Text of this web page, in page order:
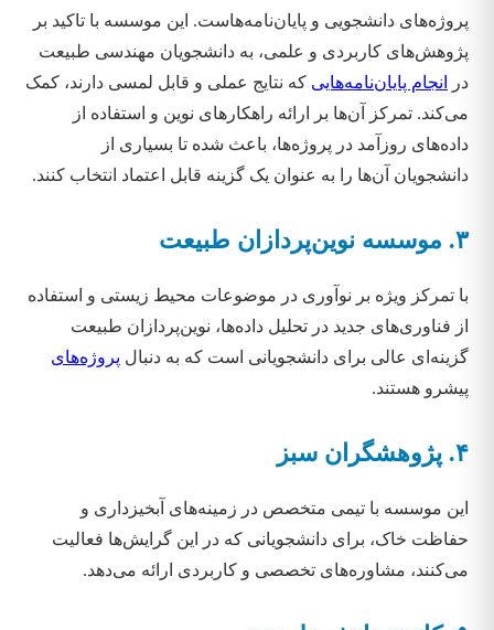
پروژه‌های دانشجویی و پایان‌نامه‌هاست. این موسسه با تاکید بر
پژوهش‌های کاربردی و علمی، به دانشجویان مهندسی طبیعت
در
انجام پایان‌نامه‌هایی که نتایج عملی و قابل لمسی دارند، کمک
می‌کند. تمرکز آن‌ها بر ارائه راهکارهای نوین و استفاده از
داده‌های روزآمد در پروژه‌ها، باعث شده تا بسیاری از
دانشجویان آن‌ها را به عنوان یک گزینه قابل اعتماد انتخاب کنند.
۳. موسسه نوین‌پردازان طبیعت
با تمرکز ویژه بر نوآوری در موضوعات محیط زیستی و استفاده
از فناوری‌های جدید در تحلیل داده‌ها، نوین‌پردازان طبیعت
گزینه‌ای عالی برای دانشجویانی است که به دنبال پروژه‌های
پیشرو هستند.
۴. پژوهشگران سبز
این موسسه با تیمی متخصص در زمینه‌های آبخیزداری و
حفاظت خاک، برای دانشجویانی که در این گرایش‌ها فعالیت
می‌کنند، مشاوره‌های تخصصی و کاربردی ارائه می‌دهد.